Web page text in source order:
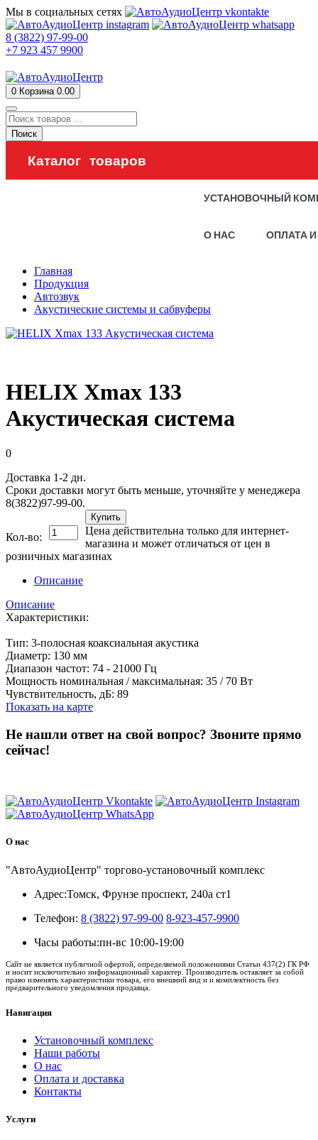
Мы в социальных сетях
8 (3822) 97-99-00
+7 923 457 9900
0 Корзина 0.00
Поиск
Каталог товаров
УСТАНОВОЧНЫЙ
О НАС ОПЛАТА
Главная
Продукция
Автозвук
Акустические системы и сабвуферы
HELIX Xmax 133
Акустическая система
0
Доставка 1-2 дн.
Сроки доставки могут быть меньше, уточняйте у менеджера
8(3822)97-99-00.
Кол-во:
Купить
Цена действительна только для интернет-
магазина и может отличаться от цен в
розничных магазинах
Описание
Описание
Характеристики:
Тип: 3-полосная коаксиальная акустика
Диаметр: 130 мм
Диапазон частот: 74 - 21000 Гц
Мощность номинальная / максимальная: 35 / 70 Вт
Чувствительность, дБ: 89
Показать на карте
Не нашли ответ на свой вопрос? Звоните прямо
сейчас!
О нас
"АвтоАудиоЦентр" торгово-установочный комплекс
Адрес:Томск, Фрунзе проспект, 240а ст1
Телефон: 8 (3822) 97-99-00 8-923-457-9900
Часы работы:пн-вс 10:00-19:00
Сайт не является публичной офертой, определяемой положениями Статьи 437(2) ГК РФ
и носит исключительно информационный характер. Производитель оставляет за собой
право изменять характеристики товара, его внешний вид и и комплектность без
предварительного уведомления продавца.
Навигация
Установочный комплекс
Наши работы
О нас
Оплата и доставка
Контакты
Услуги